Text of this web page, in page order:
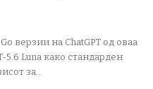
верзии на ChatGPT од оваа
5.6 Luna како стандарден
за...